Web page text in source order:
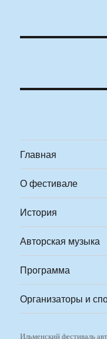
Главная
О фестивале
История
Авторская музыка
Программа
Организаторы и
Ильменский фестиваль